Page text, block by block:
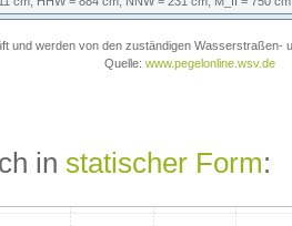
in statischer Form: